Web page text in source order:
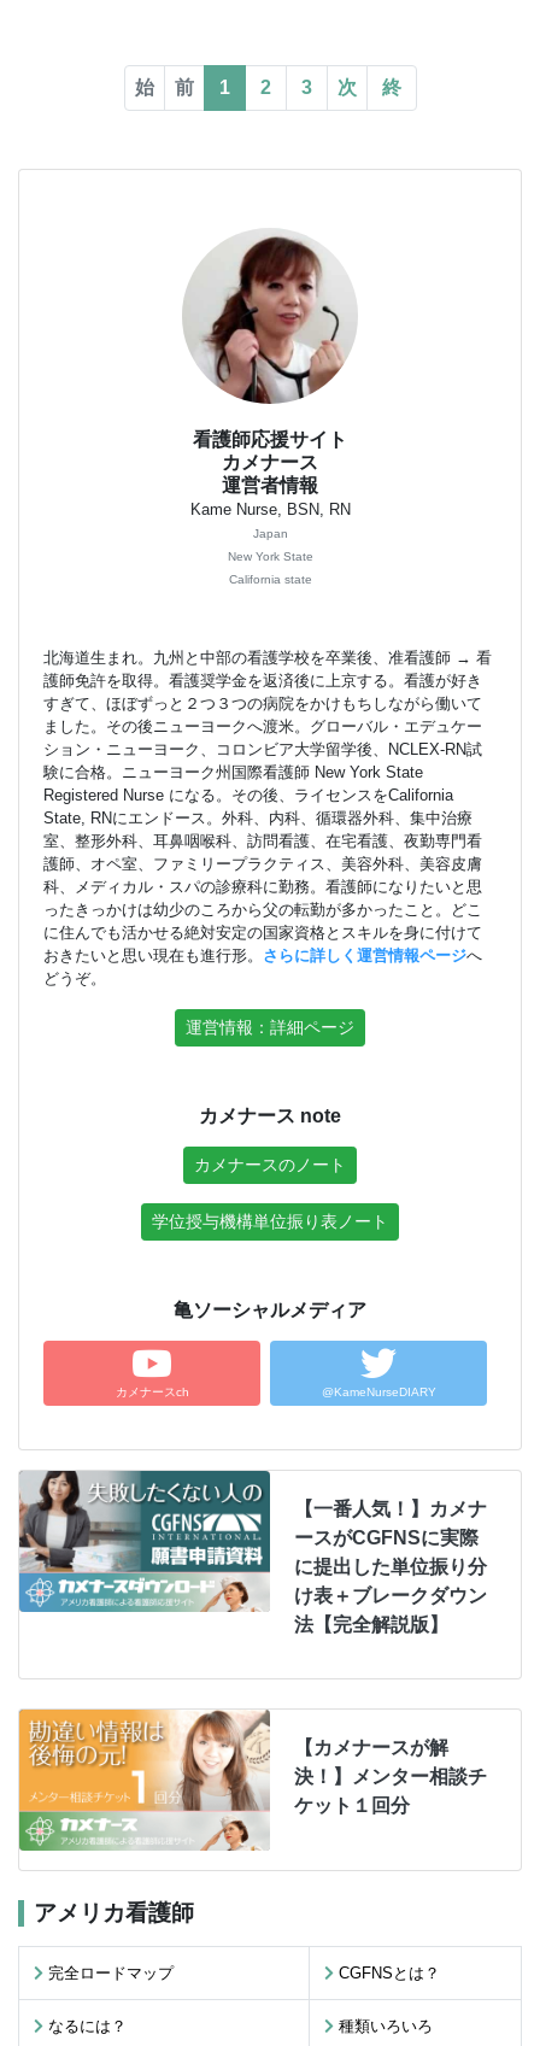
始 前 1 2 3 次 終
看護師応援サイト
カメナース
運営者情報
Kame Nurse, BSN, RN
Japan
New York State
California state
北海道生まれ。九州と中部の看護学校を卒業後、准看護師 → 看
護師免許を取得。看護奨学金を返済後に上京する。看護が好き
すぎて、ほぼずっと２つ３つの病院をかけもちしながら働いて
ました。その後ニューヨークへ渡米。グローバル・エデュケー
ション・ニューヨーク、コロンビア大学留学後、NCLEX-RN試
験に合格。ニューヨーク州国際看護師 New York State
Registered Nurse になる。その後、ライセンスをCalifornia
State, RNにエンドース。外科、内科、循環器外科、集中治療
室、整形外科、耳鼻咽喉科、訪問看護、在宅看護、夜勤専門看
護師、オペ室、ファミリープラクティス、美容外科、美容皮膚
科、メディカル・スパの診療科に勤務。看護師になりたいと思
ったきっかけは幼少のころから父の転勤が多かったこと。どこ
に住んでも活かせる絶対安定の国家資格とスキルを身に付けて
おきたいと思い現在も進行形。 さらに詳しく運営情報ページへ
どうぞ。
運営情報：詳細ページ
カメナース note
カメナースのノート
学位授与機構単位振り表ノート
亀ソーシャルメディア
カメナースch @KameNurseDIARY
【一番人気！】カメナ
ースがCGFNSに実際
に提出した単位振り分
け表＋ブレークダウン
法【完全解説版】
【カメナースが解
決！】メンター相談チ
ケット１回分
アメリカ看護師
完全ロードマップ CGFNSとは？
なるには？ 種類いろいろ